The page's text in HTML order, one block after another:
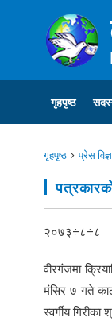
गृहपृष्ठ
गृहपृष्ठ प्रेस
२०७३÷८÷८
वीरगंजमा
मंसिर ७ गते
स्वर्गीय